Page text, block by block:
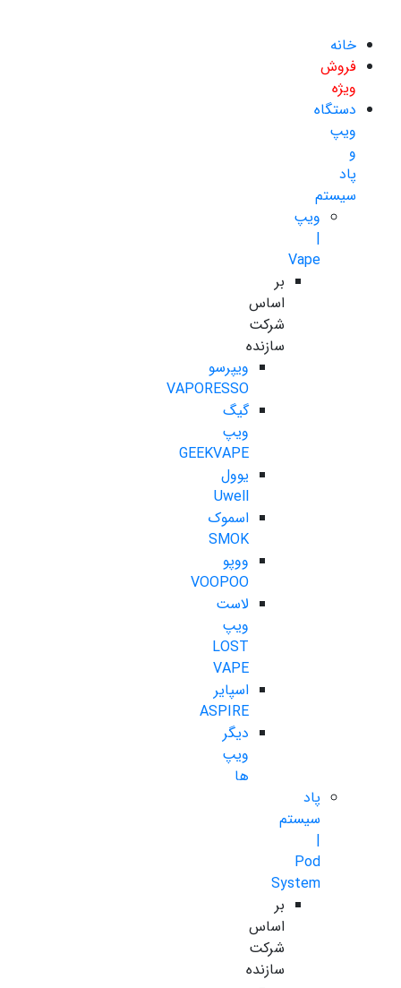
خانه
فروش
ویژه
دستگاه
ویپ
و
پاد
سیستم
ویپ
|
Vape
بر
اساس
شرکت
سازنده
ویپرسو
VAPORESSO
گیگ
ویپ
GEEKVAPE
یوول
Uwell
اسموک
SMOK
ووپو
VOOPOO
لاست
ویپ
LOST
VAPE
اسپایر
ASPIRE
دیگر
ویپ
ها
پاد
سیستم
|
Pod
System
بر
اساس
شرکت
سازنده